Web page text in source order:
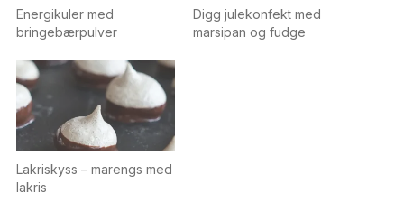
Energikuler med
bringebærpulver
Digg julekonfekt med
marsipan og fudge
Lakriskyss – marengs med
lakris